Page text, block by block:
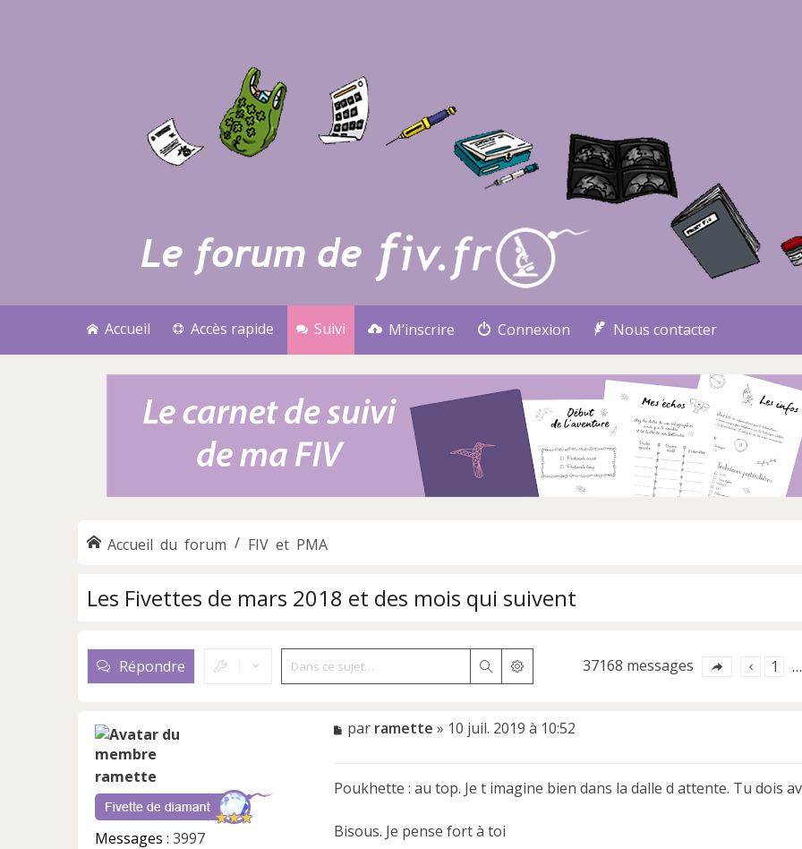
Accueil Accès rapide Suivi M’inscrire Connexion Nous contacter
Accueil du forum FIV et PMA
Les Fivettes de mars 2018 et des mois qui suivent
Répondre RechercherRecherche avancée37168 messages 1 …
ramette
Messages : 3997
M
a
e
par ramette » 10 juil. 2019 à 10:52
Poukhette : au top. Je t imagine bien dans la dalle d attente. Tu dois
Bisous. Je pense fort à toi